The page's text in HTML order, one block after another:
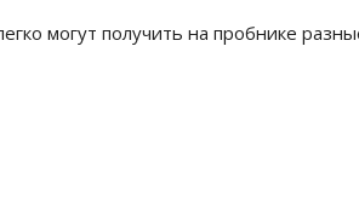
могут получить на пробнике